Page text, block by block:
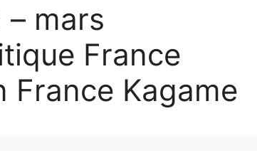
mars
France
France Kagame